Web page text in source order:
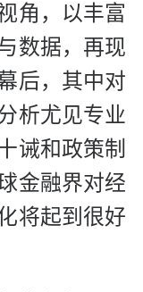
角，以丰富
数据，再现
后，其中对
析尤见专业
诫和政策制
金融界对经
将起到很好